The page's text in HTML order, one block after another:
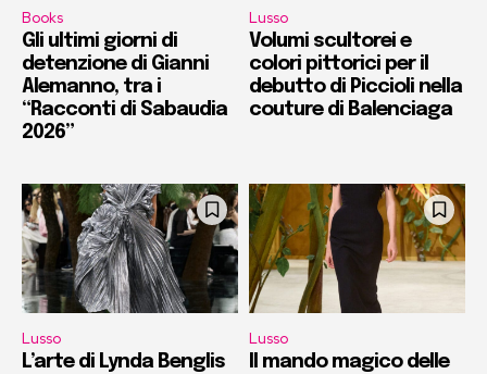
Books
Gli ultimi giorni di
detenzione di Gianni
Alemanno, tra i
“Racconti di Sabaudia
2026”
Lusso
Volumi scultorei e
colori pittorici per il
debutto di Piccioli nella
couture di Balenciaga
Lusso
L’arte di Lynda Benglis
Lusso
Il mando magico delle